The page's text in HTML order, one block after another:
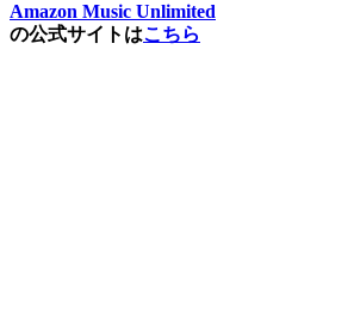
Amazon Music Unlimited
の公式サイトはこちら